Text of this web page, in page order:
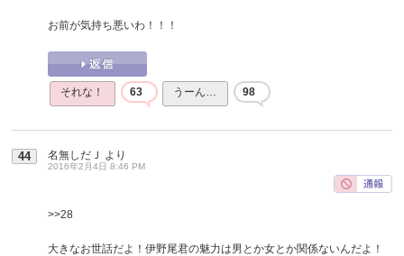
お前が気持ち悪いわ！！！
それな！ 63 うーん… 98
44 名無しだＪ より
2016年2月4日 8:46 PM
>>28
大きなお世話だよ！伊野尾君の魅力は男とか女とか関係ないんだよ！